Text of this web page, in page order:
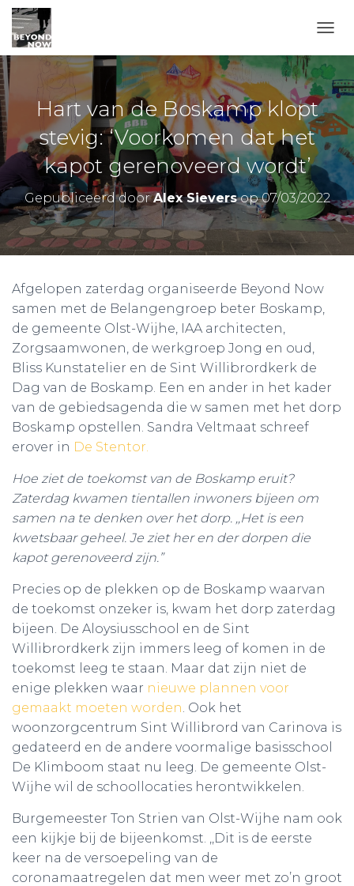
Hart van de Boskamp klopt
stevig: ‘Voorkomen dat het
kapot gerenoveerd wordt’
Gepubliceerd doorAlex Sieversop07/03/2022
Afgelopen zaterdag organiseerde Beyond Now
samen met de Belangengroep beter Boskamp,
de gemeente Olst-Wijhe, IAA architecten,
Zorgsaamwonen, de werkgroep Jong en oud,
Bliss Kunstatelier en de Sint Willibrordkerk de
Dag van de Boskamp. Een en ander in het kader
van de gebiedsagenda die w samen met het dorp
Boskamp opstellen. Sandra Veltmaat schreef
erover in De Stentor.
Hoe ziet de toekomst van de Boskamp eruit?
Zaterdag kwamen tientallen inwoners bijeen om
samen na te denken over het dorp. ,,Het is een
kwetsbaar geheel. Je ziet her en der dorpen die
kapot gerenoveerd zijn.”
Precies op de plekken op de Boskamp waarvan
de toekomst onzeker is, kwam het dorp zaterdag
bijeen. De Aloysiusschool en de Sint
Willibrordkerk zijn immers leeg of komen in de
toekomst leeg te staan. Maar dat zijn niet de
enige plekken waar nieuwe plannen voor
gemaakt moeten worden. Ook het
woonzorgcentrum Sint Willibrord van Carinova is
gedateerd en de andere voormalige basisschool
De Klimboom staat nu leeg. De gemeente Olst-
Wijhe wil de schoollocaties herontwikkelen.
Burgemeester Ton Strien van Olst-Wijhe nam ook
een kijkje bij de bijeenkomst. ,,Dit is de eerste
keer na de versoepeling van de
coronamaatregelen dat men weer met zo’n groot